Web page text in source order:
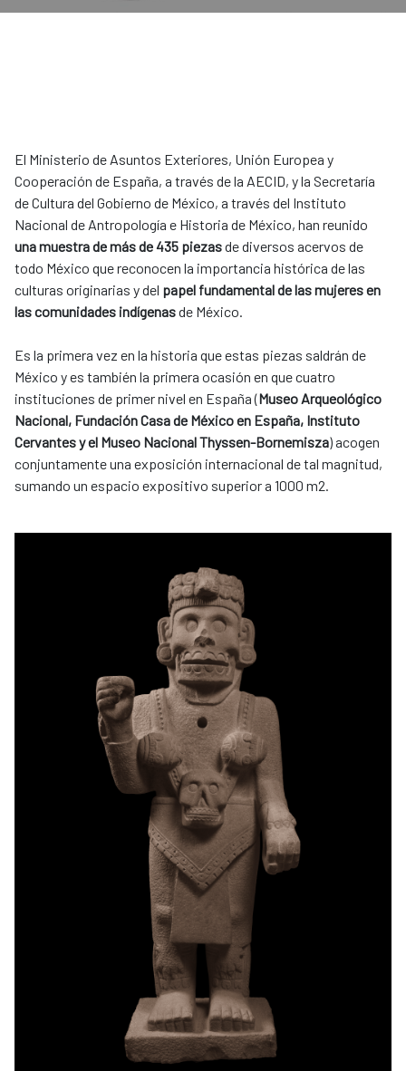
El Ministerio de Asuntos Exteriores, Unión Europea y
Cooperación de España, a través de la AECID, y la Secretaría
de Cultura del Gobierno de México, a través del Instituto
Nacional de Antropología e Historia de México, han reunido
una muestra de más de 435 piezasde diversos acervos de
todo México que reconocen la importancia histórica de las
culturas originarias y del papel fundamental de las mujeres en
las comunidades indígenasde México.
Es la primera vez en la historia que estas piezas saldrán de
México y es también la primera ocasión en que cuatro
instituciones de primer nivel en España (Museo Arqueológico
Nacional, Fundación Casa de México en España, Instituto
Cervantes y el Museo Nacional Thyssen-Bornemisza) acogen
conjuntamente una exposición internacional de tal magnitud,
sumando un espacio expositivo superior a 1000 m2.